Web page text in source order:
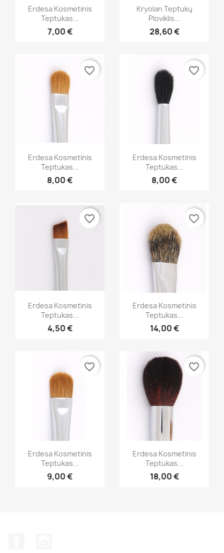
Greita peržiūra
Erdesa Kosmetinis
Teptukas...
7,00 €
Greita peržiūra
Kryolan Teptukų
Ploviklis...
28,60 €
Greita peržiūra
Erdesa Kosmetinis
Teptukas...
8,00 €
favorite_border
Greita peržiūra
Erdesa Kosmetinis
Teptukas...
8,00 €
favorite_border
Greita peržiūra
Erdesa Kosmetinis
Teptukas...
4,50 €
favorite_border
Greita peržiūra
Erdesa Kosmetinis
Teptukas...
14,00 €
favorite_border
Greita peržiūra
Erdesa Kosmetinis
Teptukas...
9,00 €
favorite_border
Greita peržiūra
Erdesa Kosmetinis
Teptukas...
18,00 €
favorite_border